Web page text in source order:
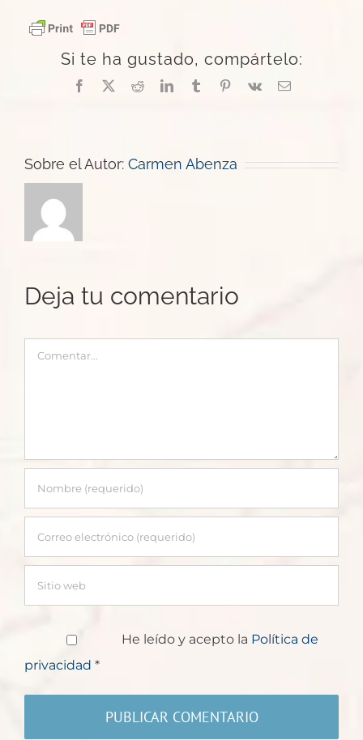
Si te ha gustado, compártelo:
Facebook
X RedditLinkedInTumblrPinterest
Vk
Correo
Sobre el Autor: Carmen Abenza
Deja tu comentario
Comentar
He leído y acepto la Política de
privacidad *